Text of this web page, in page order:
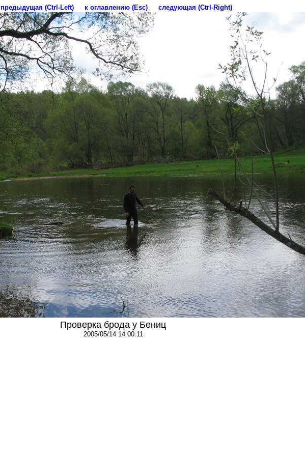
предыдущая (Ctrl-Left) к оглавлению (Esc) следующая (Ctrl-Right)
Проверка брода у Бениц
2005/05/14 14:00:11